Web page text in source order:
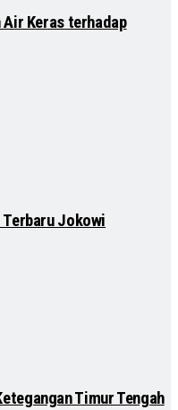
Air Keras terhadap
Terbaru Jokowi
Timur Tengah